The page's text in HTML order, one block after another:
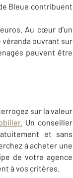
Bleue contribuent
Au cœur d’un
véranda ouvrant sur
peuvent être
sur la valeur
. Un conseiller
et sans
à acheter une
de votre agence
à vos critères.